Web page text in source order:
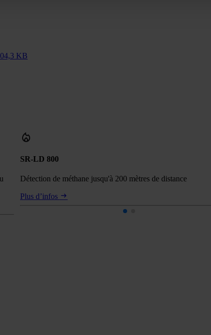
KB
SR-LD 800
Détection de méthane jusqu'à 200 mètres de distance
Plus d’infos